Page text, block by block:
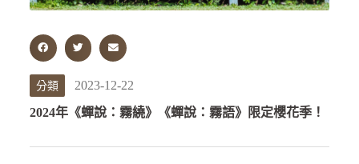
分類
2023-12-22
2024年《蟬說：霧繞》《蟬說：霧語》限定櫻花季！